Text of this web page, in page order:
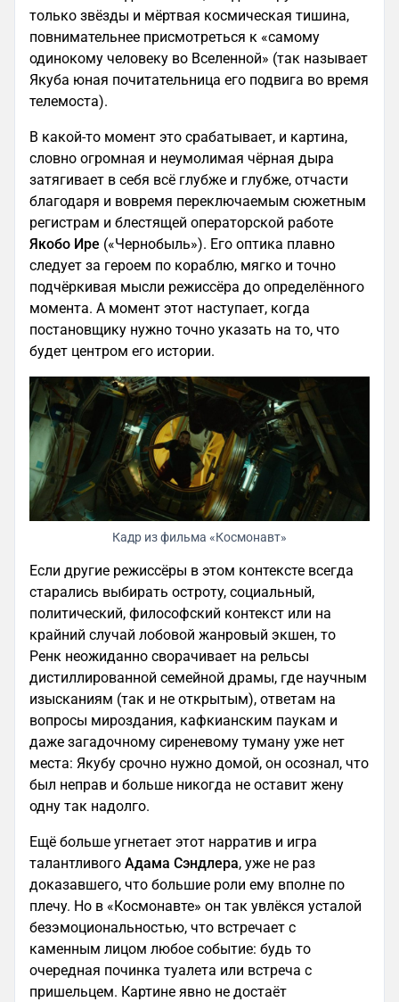
только звёзды и мёртвая космическая тишина,
повнимательнее присмотреться к «самому
одинокому человеку во Вселенной» (так называет
Якуба юная почитательница его подвига во время
телемоста).
В какой-то момент это срабатывает, и картина,
словно огромная и неумолимая чёрная дыра
затягивает в себя всё глубже и глубже, отчасти
благодаря и вовремя переключаемым сюжетным
регистрам и блестящей операторской работе
Якобо Ире («Чернобыль»). Его оптика плавно
следует за героем по кораблю, мягко и точно
подчёркивая мысли режиссёра до определённого
момента. А момент этот наступает, когда
постановщику нужно точно указать на то, что
будет центром его истории.
Кадр из фильма «Космонавт»
Если другие режиссёры в этом контексте всегда
старались выбирать остроту, социальный,
политический, философский контекст или на
крайний случай лобовой жанровый экшен, то
Ренк неожиданно сворачивает на рельсы
дистиллированной семейной драмы, где научным
изысканиям (так и не открытым), ответам на
вопросы мироздания, кафкианским паукам и
даже загадочному сиреневому туману уже нет
места: Якубу срочно нужно домой, он осознал, что
был неправ и больше никогда не оставит жену
одну так надолго.
Ещё больше угнетает этот нарратив и игра
талантливого Адама Сэндлера, уже не раз
доказавшего, что большие роли ему вполне по
плечу. Но в «Космонавте» он так увлёкся усталой
безэмоциональностью, что встречает с
каменным лицом любое событие: будь то
очередная починка туалета или встреча с
пришельцем. Картине явно не достаёт